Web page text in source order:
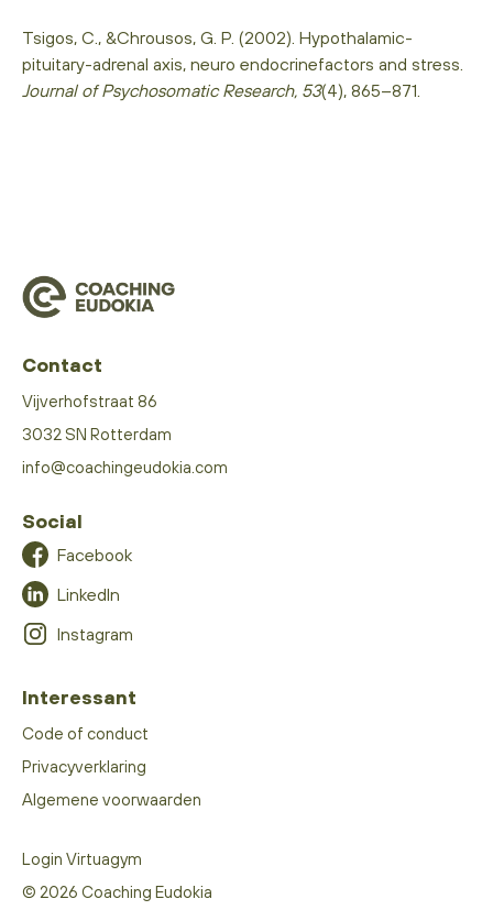
Tsigos, C., &Chrousos, G. P. (2002). Hypothalamic-
pituitary-adrenal axis, neuro endocrinefactors and stress.
Journal of Psychosomatic Research, 53(4), 865–871.
Contact
Vijverhofstraat 86
3032 SN Rotterdam
info@coachingeudokia.com
Social
Facebook
LinkedIn
Instagram
Interessant
Code of conduct
Privacyverklaring
Algemene voorwaarden
Login Virtuagym
© 2026 Coaching Eudokia